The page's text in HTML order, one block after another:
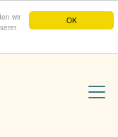
OK
wir